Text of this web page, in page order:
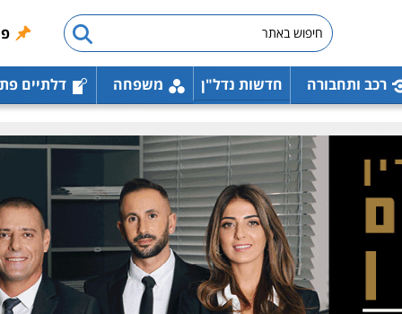
רכב ותחבורה חדשות נדל"ן משפחה דלתיים